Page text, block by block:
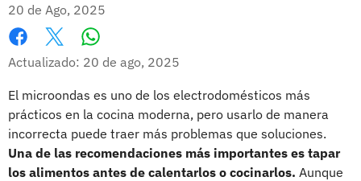
20 de Ago, 2025
Facebook
X
Actualizado: 20 de ago, 2025
El microondas es uno de los electrodomésticos más
prácticos en la cocina moderna, pero usarlo de manera
incorrecta puede traer más problemas que soluciones.
Una de las recomendaciones más importantes es tapar
los alimentos antes de calentarlos o cocinarlos. Aunque